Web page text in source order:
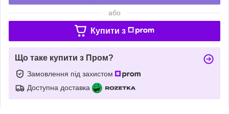
або
Купити з
Що таке купити з Пром?
Замовлення під захистом
Доступна доставка